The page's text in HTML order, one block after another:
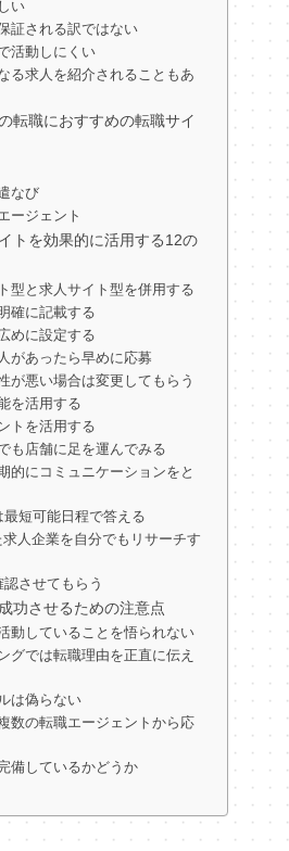
い
証される訳ではない
活動しにくい
る求人を紹介されることもあ
転職におすすめの転職サイ
なび
ージェント
トを効果的に活用する12の
型と求人サイト型を併用する
確に記載する
めに設定する
があったら早めに応募
が悪い場合は変更してもらう
を活用する
トを活用する
も店舗に足を運んでみる
的にコミュニケーションをと
最短可能日程で答える
人企業を自分でもリサーチす
させてもらう
功させるための注意点
動していることを悟られない
グでは転職理由を正直に伝え
は偽らない
数の転職エージェントから応
備しているかどうか